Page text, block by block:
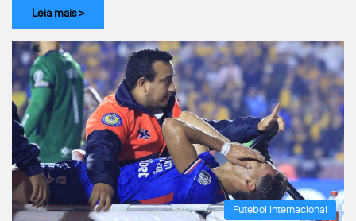
Leia mais >
Futebol Internacional